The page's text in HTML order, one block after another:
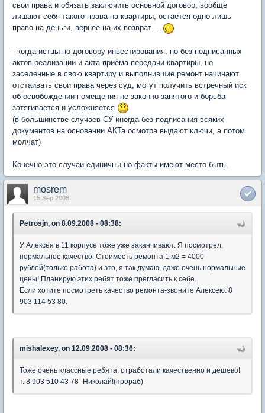
свои права и обязать заключить основной договор, вообще
лишают себя такого права на квартиры, остаётся одно лишь
право на деньги, вернее на их возврат....
- когда истцы по договору инвестирования, но без подписанных
актов реализации и акта приёма-передачи квартиры, но
заселенные в свою квартиру и выполнившие ремонт начинают
отстаивать свои права через суд, могут получить встречный иск
об освобождении помещения не законно занятого и борьба
затягивается и усложняется
(в большинстве случаев СУ иногда без подписания всяких
документов на основании АКТа осмотра выдают ключи, а потом
молчат)
Конечно это случаи единичны но факты имеют место быть.
mosrem
15 Sep 2008
Petrosjn, on 8.09.2008 - 08:38:
У Алексея в 11 корпусе тоже уже заканчивают. Я посмотрел,
нормальное качество. Стоимость ремонта 1 м2 = 4000
рублей(только работа) и это, я так думаю, даже очень нормальные
цены! Планирую этих ребят тоже прегласить к себе.
Если хотите посмотреть качество ремонта-звоните Алексею: 8
903 114 53 80.
mishalexey, on 12.09.2008 - 08:36:
Тоже очень классные ребята, отработали качественно и дешево!
т. 8 903 510 43 78- Николай!(прораб)